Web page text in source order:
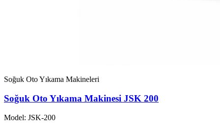
Soğuk Oto Yıkama Makineleri
Soğuk Oto Yıkama Makinesi JSK 200
Model: JSK-200